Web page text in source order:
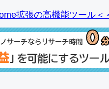
拡張の高機能ツール＜